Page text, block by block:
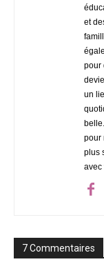
et
pour
un
pour
plus
avec
7 Commentaires